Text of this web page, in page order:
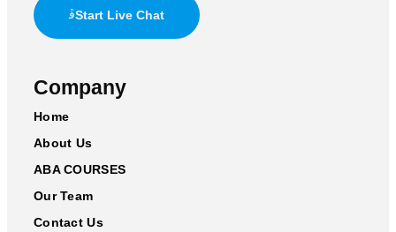
Start Live Chat
Company
Home
About Us
ABA COURSES
Our Team
Contact Us